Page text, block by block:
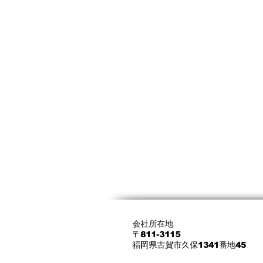
会社所在地
〒811-3115
福岡県古賀市久保1341番地45​